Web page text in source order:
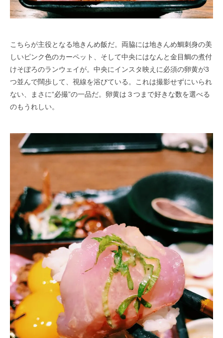
こちらが主役となる地きんめ飯だ。両脇には地きんめ鯛刺身の美
しいピンク色のカーペット、そして中央にはなんと金目鯛の煮付
けそぼろのランウェイが。中央にインスタ映えに必須の卵黄が3
つ並んで闊歩して、視線を浴びている。これは撮影せずにいられ
ない、まさに“必撮”の一品だ。卵黄は３つまで好きな数を選べる
のもうれしい。